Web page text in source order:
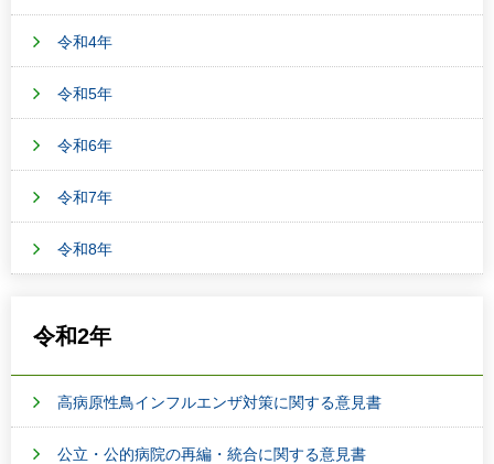
令和4年
令和5年
令和6年
令和7年
令和8年
令和2年
高病原性鳥インフルエンザ対策に関する意見書
公立・公的病院の再編・統合に関する意見書